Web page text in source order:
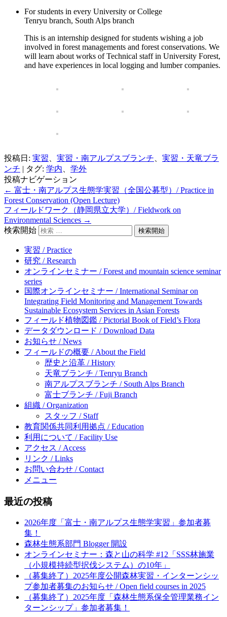
For students in every University or College
Tenryu branch, South Alps branch
This is an internship designed for students wishing a job
involved in forest managements and forest conservations. We
will learn about works of Technical staff in University Forest,
and have experiences in local logging and lumber companies.
投稿日: 実習 実習・南アルプスブランチ
実習・天竜ブラ
ンチ | タグ: 学内
学外
投稿ナビゲーション
← 富士・南アルプス生態学実習（全国公募型）/ Practice in
Forest Conservation (Open Lecture)
フィールドワーク（静岡県立大学）/ Fieldwork on
Environmental Sciences →
検索開始
実習 / Practice
研究 / Research
オンラインセミナー / Forest and mountain science seminar
series
国際オンラインセミナー / International Seminar on
Integrating Field Monitoring and Management Towards
Sustainable Ecosystem Services in Asian Forests
フィールド植物図鑑 / Pictorial Book of Field’s Flora
データダウンロード / Download Data
お知らせ / News
フィールドの概要 / About the Field
歴史と沿革 / History
天竜ブランチ / Tenryu Branch
南アルプスブランチ / South Alps Branch
富士ブランチ / Fuji Branch
組織 / Organization
スタッフ / Staff
教育関係共同利用拠点 / Education
利用について / Facility Use
アクセス / Access
リンク / Links
お問い合わせ / Contact
メニュー
最近の投稿
2026年度「富士・南アルプス生態学実習」参加者募
集！
森林生態系部門 Blogger 開設
オンラインセミナー：森と山の科学 #12「SSS林施業
（小規模持続型択伐システム）の10年」
（募集終了）2025年度公開森林実習・インターンシッ
プ参加者募集のお知らせ / Open field courses in 2025
（募集終了）2025年度「森林生態系保全管理業務イン
ターンシップ」参加者募集！